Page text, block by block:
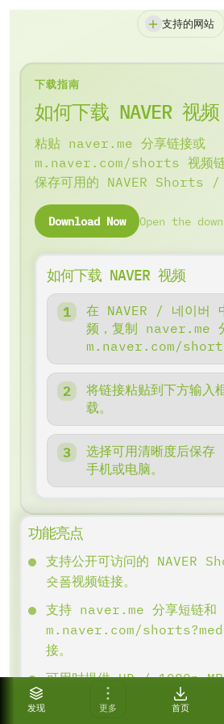
发现 更多 首页
支持的网站
下载指南
如何下载 NAVER 视频
粘贴 naver.me 分享链接或
m.naver.com/shorts 视频链
保存可用的 NAVER Shorts /
Download Now Open the
如何下载 NAVER 视频
在 NAVER / 네이버
频，复制 naver.me
m.naver.com/shorts
将链接粘贴到下方输入
载。
选择可用清晰度后保存
手机或电脑。
功能亮点
支持公开可访问的 NAVER
숏폼视频链接。
支持 naver.me 分享短链和
m.naver.com/
接。
可用时提供 HD / 1080p
视频返回为准。